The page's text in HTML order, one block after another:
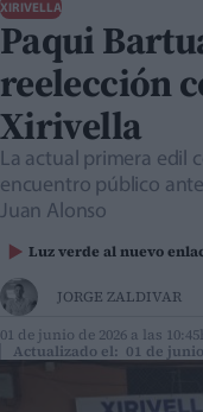
XIRIVELLA
Paqui
reelección
Xirivella
La actual primera edil
encuentro público
Juan Alonso
Luz verde al nuevo
JORGE ZALDIVAR
01 de junio de 2026 a las
Actualizado el: 01 de junio